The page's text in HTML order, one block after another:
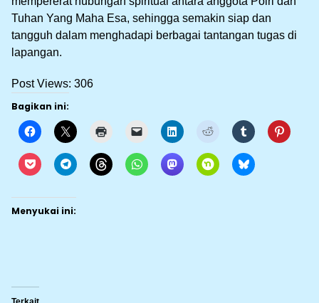
Tuhan Yang Maha Esa, sehingga semakin siap dan
tangguh dalam menghadapi berbagai tantangan tugas di
lapangan.
Post Views: 306
Bagikan ini:
Menyukai ini: